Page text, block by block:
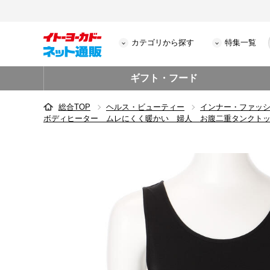
カテゴリから探す 特集一覧
ギフト・フード
総合TOP ヘルス・ビューティー
インナー・ファッ
ボディヒーター ムレにくく暖かい 婦人 お腹二重タンクトッ